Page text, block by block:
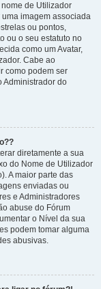
de Utilizador
imagem associada
ou pontos,
ou o seu estatuto no
como um Avatar,
Cabe ao
como podem ser
Administrador do
diretamente a sua
do Nome de Utilizador
A maior parte das
enviadas ou
e Administradores
abuse do Fórum
o Nível da sua
podem tomar alguma
abusivas.